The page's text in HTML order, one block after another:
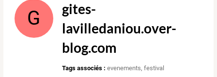
G
gites-
lavilledaniou.over-
blog.com
Tags associés : evenements,festival